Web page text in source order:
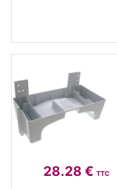
28.28 € TTC